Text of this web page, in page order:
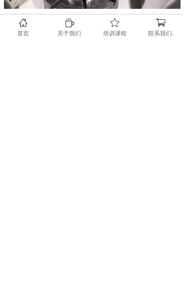
首页 关于我们 培训课程 联系我们-